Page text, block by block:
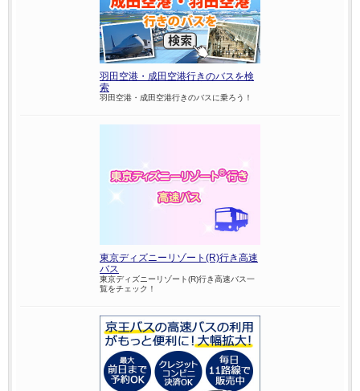
羽田空港・成田空港行きのバスを検
索
羽田空港・成田空港行きのバスに乗ろう！
東京ディズニーリゾート(R)行き高速
バス
東京ディズニーリゾート(R)行き高速バス一
覧をチェック！